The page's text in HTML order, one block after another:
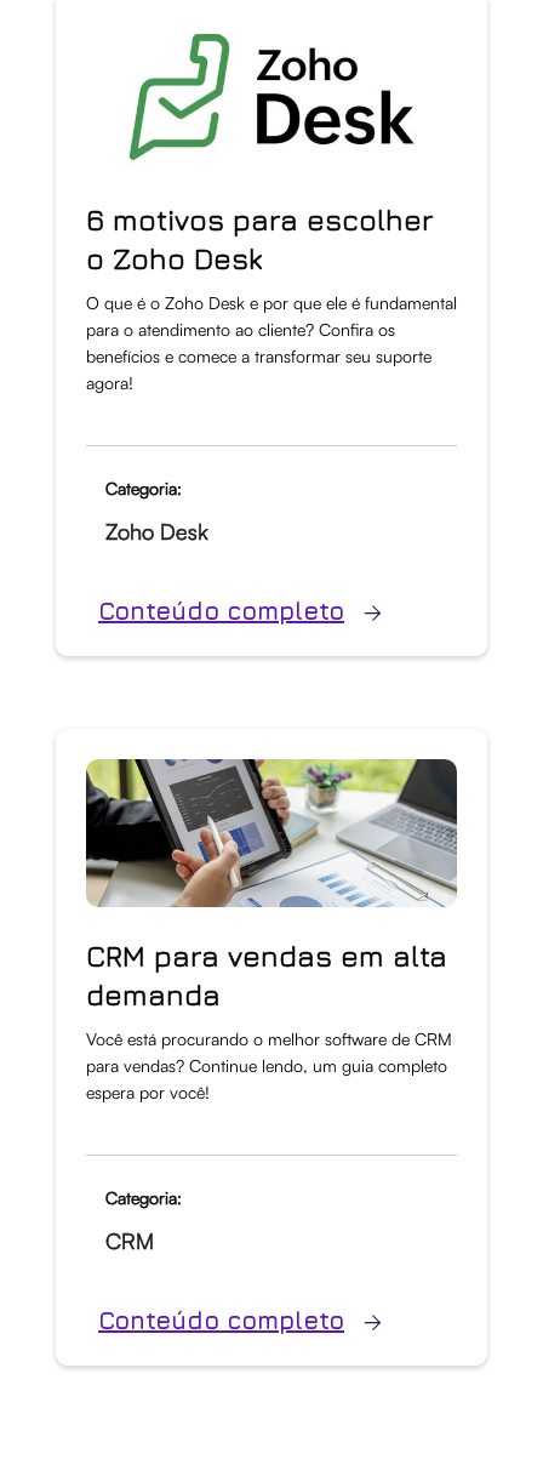
6 motivos para escolher
o Zoho Desk
O que é o Zoho Desk e por que ele é fundamental
para o atendimento ao cliente? Confira os
benefícios e comece a transformar seu suporte
agora!
Categoria:
Zoho Desk
Conteúdo completo
CRM para vendas em alta
demanda
Você está procurando o melhor software de CRM
para vendas? Continue lendo, um guia completo
espera por você!
Categoria:
CRM
Conteúdo completo